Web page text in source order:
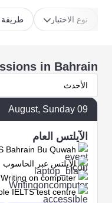
نوع الاختبار طريقة
in Bahrain
الأحدث
09
August, Sunday
الآيلتس العام
Bahrain Bu Quwah
الآيلتس عبر الحاسوب
Writing on computer
IELTS test centre